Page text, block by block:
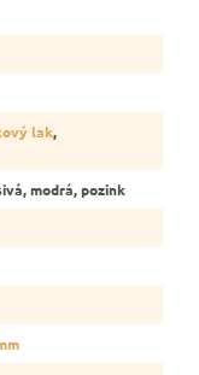
lak,
modrá, pozink